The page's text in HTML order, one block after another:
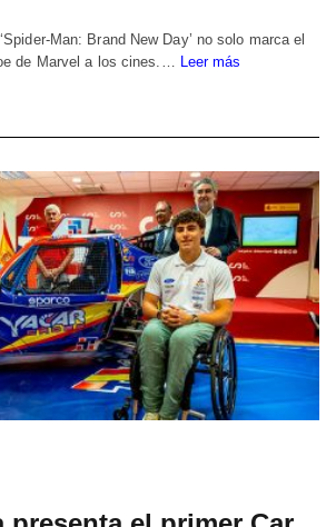
Man: Brand New Day’ no solo marca el
de Marvel a los cines.… Leer más